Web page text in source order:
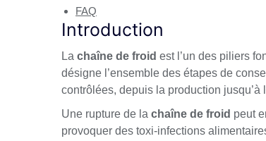
FAQ
Introduction
La chaîne de froid est l’un des piliers
désigne l’ensemble des étapes de
contrôlées, depuis la production jusqu’à
Une rupture de la chaîne de froid peut
provoquer des toxi-infections